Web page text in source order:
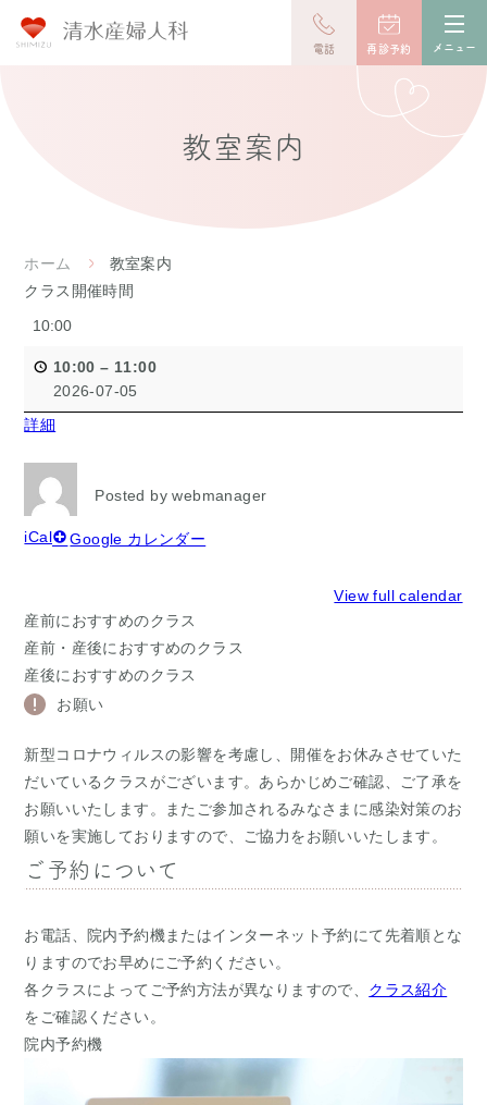
電話 再診予約 メニュー
教室案内
ホーム
教室案内
クラス開催時間
10:00
10:00 – 11:00
2026-07-05
詳細
Posted by webmanager
iCal Google カレンダー
View full calendar
産前におすすめのクラス
産前・産後におすすめのクラス
産後におすすめのクラス
お願い
新型コロナウィルスの影響を考慮し、開催をお休みさせていた
だいているクラスがございます。あらかじめご確認、ご了承を
お願いいたします。またご参加されるみなさまに感染対策のお
願いを実施しておりますので、ご協力をお願いいたします。
ご予約について
お電話、院内予約機またはインターネット予約にて先着順とな
りますのでお早めにご予約ください。
各クラスによってご予約方法が異なりますので、 クラス紹介
をご確認ください。
院内予約機